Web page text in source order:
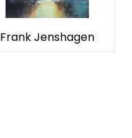
Frank Jenshagen